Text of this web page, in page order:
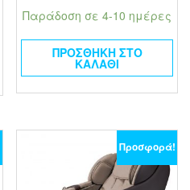
Παράδοση σε 4-10 ημέρες
ΠΡΟΣΘΉΚΗ ΣΤΟ
ΚΑΛΆΘΙ
Προσφορά!